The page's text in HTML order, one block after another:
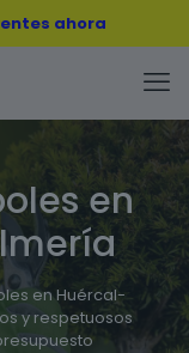
ahora
en
en Huércal-
y respetuosos